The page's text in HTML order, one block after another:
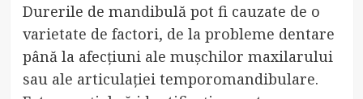
Durerile de mandibulă pot fi cauzate de o
varietate de factori, de la probleme dentare
până la afecțiuni ale mușchilor maxilarului
sau ale articulației temporomandibulare.